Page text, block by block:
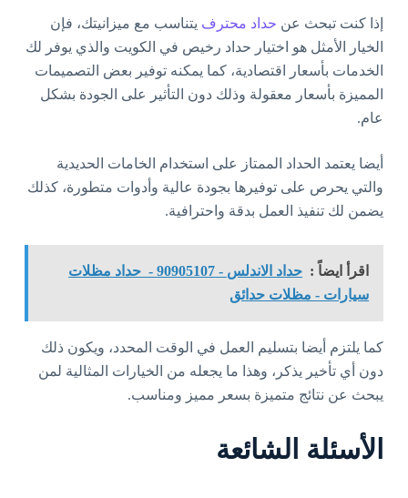
إذا كنت تبحث عن حداد محترف يتناسب مع ميزانيتك، فإن
الخيار الأمثل هو اختيار حداد رخيص في الكويت والذي يوفر لك
الخدمات بأسعار اقتصادية، كما يمكنه توفير بعض التصميمات
المميزة بأسعار معقولة وذلك دون التأثير على الجودة بشكل
عام.
أيضا يعتمد الحداد الممتاز على استخدام الخامات الحديدية
والتي يحرص على توفيرها بجودة عالية وأدوات متطورة، كذلك
يضمن لك تنفيذ العمل بدقة واحترافية.
اقرأ ايضاً :
حداد الاندلس - 90905107 - حداد مظلات
سيارات - مظلات حدائق
كما يلتزم أيضا بتسليم العمل في الوقت المحدد، ويكون ذلك
دون أي تأخير يذكر، وهذا ما يجعله من الخيارات المثالية لمن
يبحث عن نتائج متميزة بسعر مميز ومناسب.
الأسئلة الشائعة